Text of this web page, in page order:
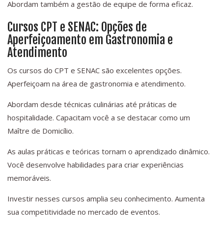
Abordam também a gestão de equipe de forma eficaz.
Cursos CPT e SENAC: Opções de
Aperfeiçoamento em Gastronomia e
Atendimento
Os cursos do CPT e SENAC são excelentes opções.
Aperfeiçoam na área de gastronomia e atendimento.
Abordam desde técnicas culinárias até práticas de
hospitalidade. Capacitam você a se destacar como um
Maître de Domicílio.
As aulas práticas e teóricas tornam o aprendizado dinâmico.
Você desenvolve habilidades para criar experiências
memoráveis.
Investir nesses cursos amplia seu conhecimento. Aumenta
sua competitividade no mercado de eventos.